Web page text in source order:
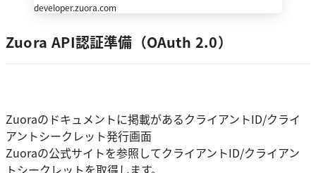
developer.zuora.com
Zuora API認証準備（OAuth 2.0）
Zuoraのドキュメントに掲載があるクライアントID/クライ
アントシークレット発行画面
Zuoraの公式サイトを参照してクライアントID/クライアン
トシークレットを取得します。